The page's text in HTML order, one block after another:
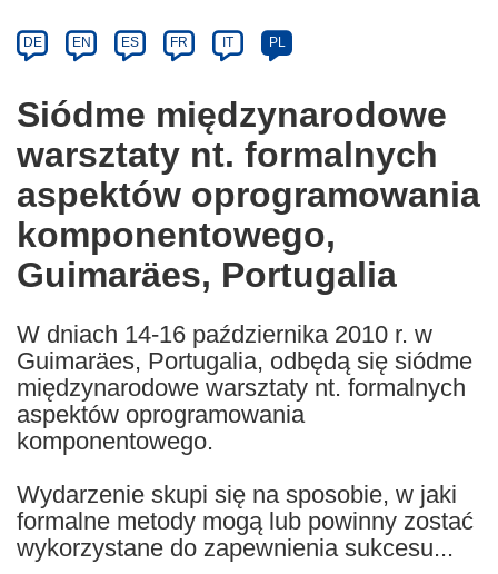
Article
available
the
following
languages:
DE EN ES FR IT PL
Siódme międzynarodowe
warsztaty nt. formalnych
aspektów oprogramowania
komponentowego,
Guimaräes, Portugalia
W dniach 14-16 października 2010 r. w
Guimaräes, Portugalia, odbędą się siódme
międzynarodowe warsztaty nt. formalnych
aspektów oprogramowania
komponentowego.
Wydarzenie skupi się na sposobie, w jaki
formalne metody mogą lub powinny zostać
wykorzystane do zapewnienia sukcesu...